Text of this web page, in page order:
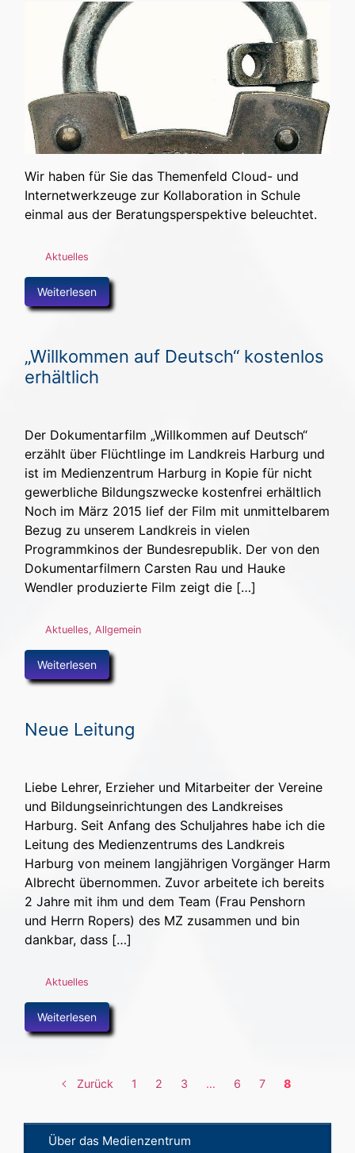
Wir haben für Sie das Themenfeld Cloud- und
Internetwerkzeuge zur Kollaboration in Schule
einmal aus der Beratungsperspektive beleuchtet.
Aktuelles
Weiterlesen
„Willkommen auf Deutsch“ kostenlos
erhältlich
Der Dokumentarfilm „Willkommen auf Deutsch“
erzählt über Flüchtlinge im Landkreis Harburg und
ist im Medienzentrum Harburg in Kopie für nicht
gewerbliche Bildungszwecke kostenfrei erhältlich
Noch im März 2015 lief der Film mit unmittelbarem
Bezug zu unserem Landkreis in vielen
Programmkinos der Bundesrepublik. Der von den
Dokumentarfilmern Carsten Rau und Hauke
Wendler produzierte Film zeigt die […]
Aktuelles, Allgemein
Weiterlesen
Neue Leitung
Liebe Lehrer, Erzieher und Mitarbeiter der Vereine
und Bildungseinrichtungen des Landkreises
Harburg. Seit Anfang des Schuljahres habe ich die
Leitung des Medienzentrums des Landkreis
Harburg von meinem langjährigen Vorgänger Harm
Albrecht übernommen. Zuvor arbeitete ich bereits
2 Jahre mit ihm und dem Team (Frau Penshorn
und Herrn Ropers) des MZ zusammen und bin
dankbar, dass […]
Aktuelles
Weiterlesen
Zurück 1 2 3 … 6 7 8
Über das Medienzentrum